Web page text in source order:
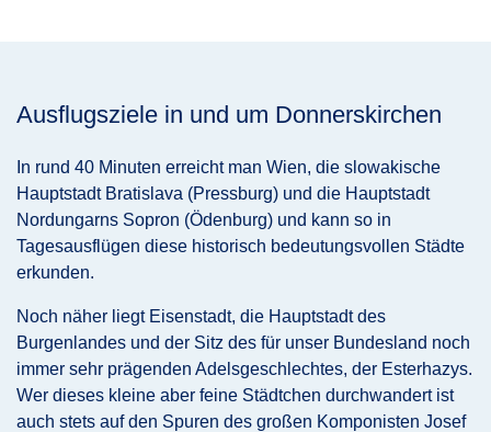
Ausflugsziele in und um Donnerskirchen
In rund 40 Minuten erreicht man Wien, die slowakische
Hauptstadt Bratislava (Pressburg) und die Hauptstadt
Nordungarns Sopron (Ödenburg) und kann so in
Tagesausflügen diese historisch bedeutungsvollen Städte
erkunden.
Noch näher liegt Eisenstadt, die Hauptstadt des
Burgenlandes und der Sitz des für unser Bundesland noch
immer sehr prägenden Adelsgeschlechtes, der Esterhazys.
Wer dieses kleine aber feine Städtchen durchwandert ist
auch stets auf den Spuren des großen Komponisten Josef